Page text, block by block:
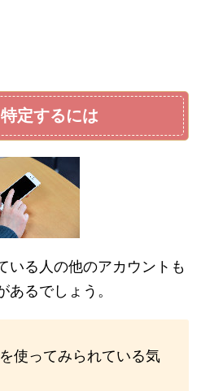
定するには
いる人の他のアカウントも
るでしょう。
使ってみられている気